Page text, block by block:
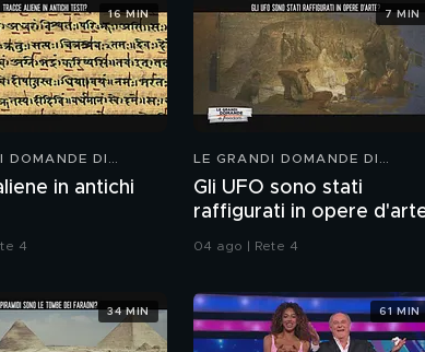
DOMANDE DI
in antichi
4
16 MIN
LE GRANDI DOMANDE DI
Gli UFO sono stati
raffigurati in opere
04 ago | Rete 4
7 MIN
34 MIN 61 MIN